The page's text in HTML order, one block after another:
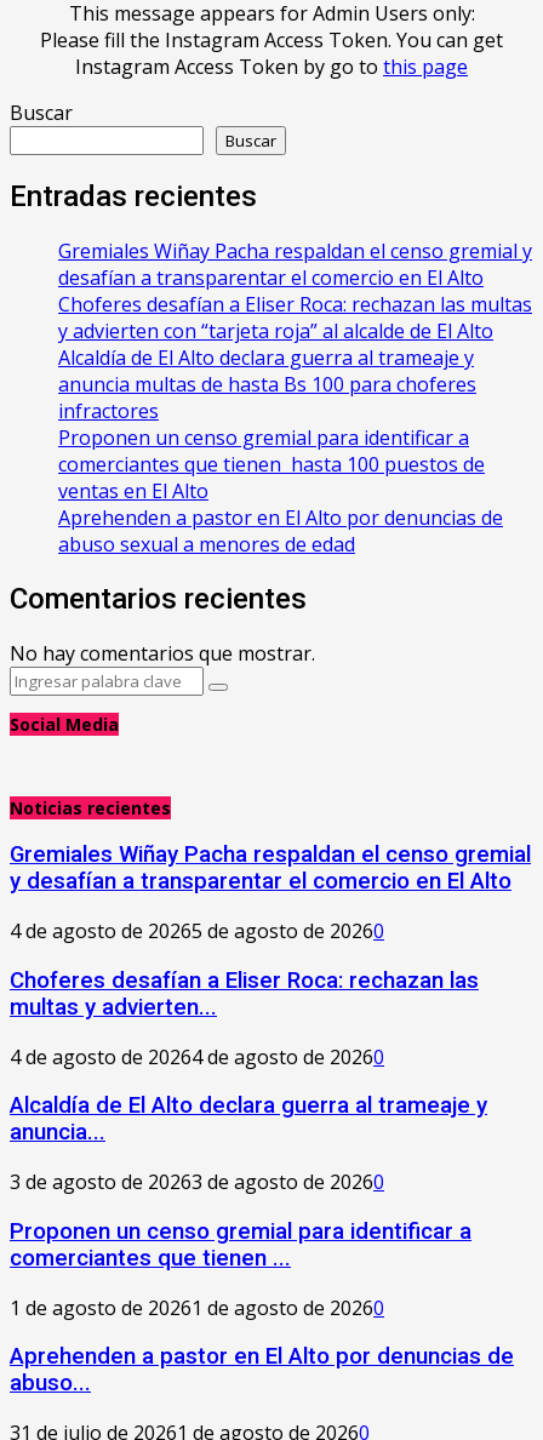
This message appears for Admin Users only:
Please fill the Instagram Access Token. You can get
Instagram Access Token by go to this page
Buscar
Buscar
Entradas recientes
Gremiales Wiñay Pacha respaldan el censo gremial y
desafían a transparentar el comercio en El Alto
Choferes desafían a Eliser Roca: rechazan las multas
y advierten con “tarjeta roja” al alcalde de El Alto
‎Alcaldía de El Alto declara guerra al trameaje y
anuncia multas de hasta Bs 100 para choferes
infractores
Proponen un censo gremial para identificar a
comerciantes que tienen hasta 100 puestos de
ventas en El Alto
Aprehenden a pastor en El Alto por denuncias de
abuso sexual a menores de edad
Comentarios recientes
No hay comentarios que mostrar.
Search
Search
Social Media
Noticias recientes
Gremiales Wiñay Pacha respaldan el censo gremial
y desafían a transparentar el comercio en El Alto
4 de agosto de 20265 de agosto de 20260
Choferes desafían a Eliser Roca: rechazan las
multas y advierten...
4 de agosto de 20264 de agosto de 20260
‎Alcaldía de El Alto declara guerra al trameaje y
anuncia...
3 de agosto de 20263 de agosto de 20260
Proponen un censo gremial para identificar a
comerciantes que tienen ...
1 de agosto de 20261 de agosto de 20260
Aprehenden a pastor en El Alto por denuncias de
abuso...
31 de julio de 20261 de agosto de 20260